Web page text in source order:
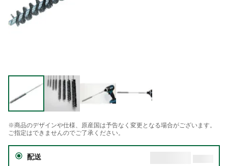
※商品のデザインや仕様、原産国は予告なく変更となる場合がございます。
ご指定はできませんのでご了承ください。
配送